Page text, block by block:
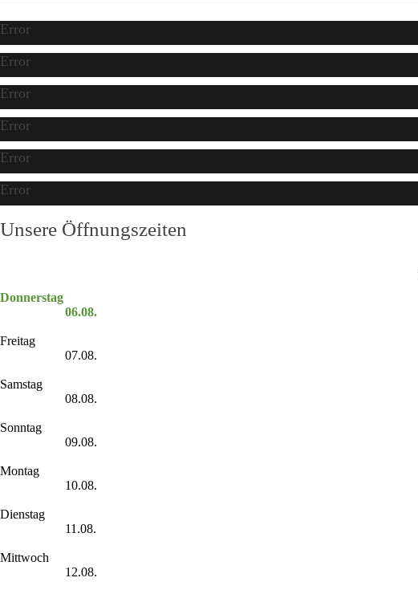
Error
Error
Error
Error
Error
Error
Unsere Öffnungszeiten
Donnerstag
06.08.
Freitag
07.08.
Samstag
08.08.
Sonntag
09.08.
Montag
10.08.
Dienstag
11.08.
Mittwoch
12.08.